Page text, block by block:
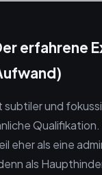
erfahrene
subtiler und
Qualifikation.
eher als eine
als